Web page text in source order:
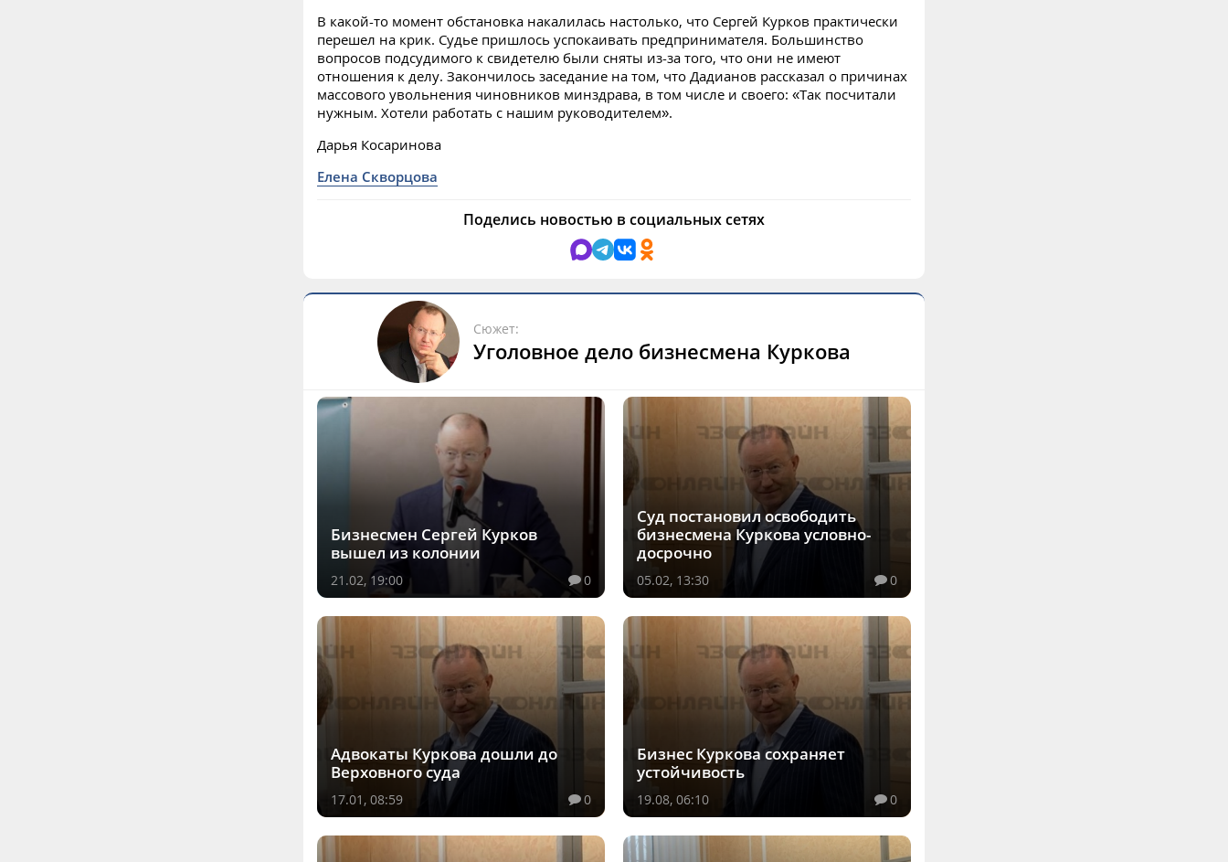
В какой-то момент обстановка накалилась настолько, что Сергей Курков практически
перешел на крик. Судье пришлось успокаивать предпринимателя. Большинство
вопросов подсудимого к свидетелю были сняты из-за того, что они не имеют
отношения к делу. Закончилось заседание на том, что Дадианов рассказал о причинах
массового увольнения чиновников минздрава, в том числе и своего: «Так посчитали
нужным. Хотели работать с нашим руководителем».
Дарья Косаринова
Елена Скворцова
Поделись новостью в социальных сетях
Сюжет:
Уголовное дело бизнесмена Куркова
Бизнесмен Сергей Курков
вышел из колонии
21.02, 19:00 0
Суд постановил освободить
бизнесмена Куркова условно-
досрочно
05.02, 13:30 0
Адвокаты Куркова дошли до
Верховного суда
17.01, 08:59 0
Бизнес Куркова сохраняет
устойчивость
19.08, 06:10 0